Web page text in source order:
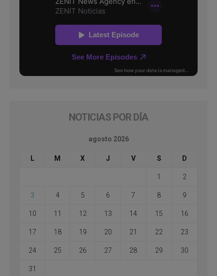
NOTICIAS POR DÍA
agosto 2026
L M X J V S D
1 2
3 4 5 6 7 8 9
10 11 12 13 14 15 16
17 18 19 20 21 22 23
24 25 26 27 28 29 30
31